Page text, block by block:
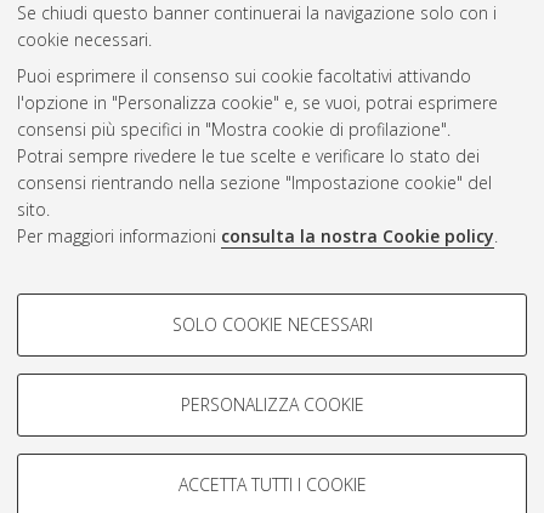
Se chiudi questo banner continuerai la navigazione solo con i
cookie necessari.
Puoi esprimere il consenso sui cookie facoltativi attivando
l'opzione in "Personalizza cookie" e, se vuoi, potrai esprimere
consensi più specifici in "Mostra cookie di profilazione".
Potrai sempre rivedere le tue scelte e verificare lo stato dei
consensi rientrando nella sezione "Impostazione cookie" del
sito.
Per maggiori informazioni consulta la nostra Cookie policy.
COOKIE DI PROFILAZIONE -
Si tratta di cookie utilizzati per analizzare le caratteristiche della
navigazione degli utenti, creare profili in base al loro comportamento
Mostra cookie di profilazione
SOLO COOKIE NECESSARI
PERSONALIZZA COOKIE
ACCETTA TUTTI I COOKIE
Atom
Rss 1.0
Rss 2.0
ISSN: 2038-7946
Impostazioni Cookie
Informativa sulla privacy
Condizioni d’uso del sito